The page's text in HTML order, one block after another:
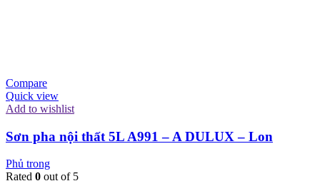
Compare
Quick view
Add to wishlist
Sơn pha nội thất 5L A991 – A DULUX – Lon
Phủ trong
Rated 0 out of 5